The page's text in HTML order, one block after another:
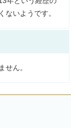
ないようです。
せん。